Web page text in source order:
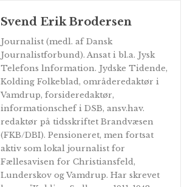
Svend Erik Brodersen
Journalist (medl. af Dansk
Journalistforbund). Ansat i bl.a. Jysk
Telefons lnformation. Jydske Tidende,
Kolding Folkeblad, områderedaktør i
Vamdrup, forsideredaktør,
informationschef i DSB, ansv.hav.
redaktør på tidsskriftet Brandvæsen
(FKB/DBI). Pensioneret, men fortsat
aktiv som lokal journalist for
Fællesavisen for Christiansfeld,
Lunderskov og Vamdrup. Har skrevet